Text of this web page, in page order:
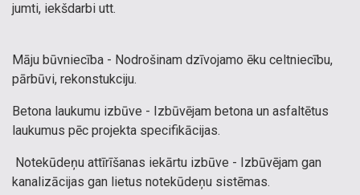
jumti, iekšdarbi utt.
Māju būvniecība - Nodrošinam dzīvojamo ēku celtniecību,
pārbūvi, rekonstukciju.
Betona laukumu izbūve - Izbūvējam betona un asfaltētus
laukumus pēc projekta specifikācijas.
Notekūdeņu attīrīšanas iekārtu izbūve - Izbūvējam gan
kanalizācijas gan lietus notekūdeņu sistēmas.